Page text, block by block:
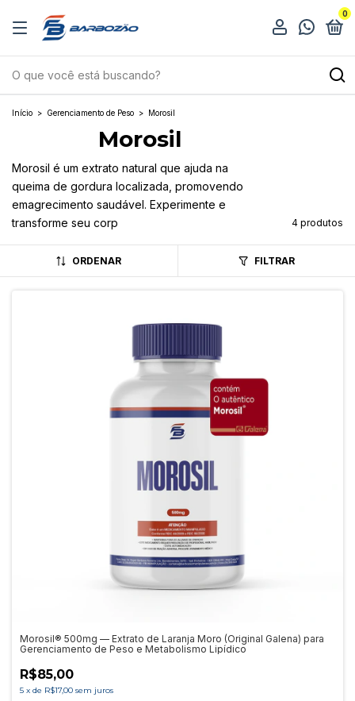
0
Início > Gerenciamento de Peso > Morosil
Morosil
Morosil é um extrato natural que ajuda na
queima de gordura localizada, promovendo
emagrecimento saudável. Experimente e
transforme seu corp
4 produtos
ORDENAR FILTRAR
Morosil® 500mg — Extrato de Laranja Moro (Original Galena) para
Gerenciamento de Peso e Metabolismo Lipídico
R$85,00
5 x de R$17,00 sem juros